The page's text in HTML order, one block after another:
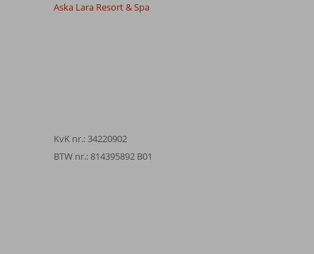
Aska Lara Resort & Spa
KvK nr.: 34220902
BTW nr.: 814395892 B01